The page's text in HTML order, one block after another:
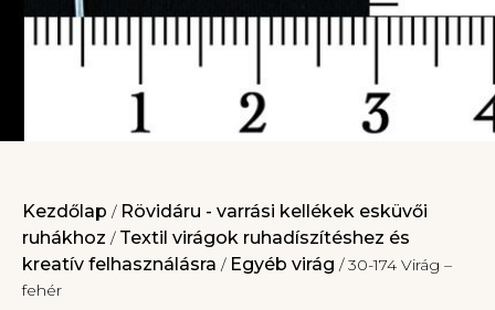
Kezdőlap / Rövidáru - varrási kellékek esküvői
ruhákhoz / Textil virágok ruhadíszítéshez és
kreatív felhasználásra / Egyéb virág / 30-174 Virág –
fehér